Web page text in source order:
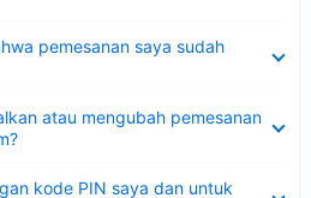
pemesanan saya sudah
atau mengubah pemesanan
kode PIN saya dan untuk